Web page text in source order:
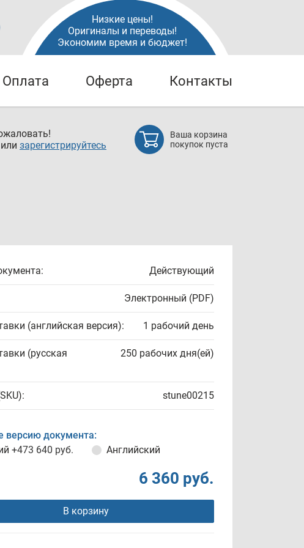
Низкие цены!
Оригиналы и переводы!
Экономим время и бюджет!
Оферта Контакты
или зарегистрируйтесь
Ваша корзина
покупок пуста
Действующий
Электронный (PDF)
(английская версия): 1 рабочий день
(русская
250 рабочих дня(ей)
stune00215
версию документа:
+473 640 руб. Английский
6 360 руб.
В корзину